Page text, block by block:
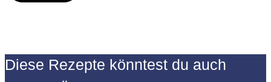
Diese Rezepte könntest du auch